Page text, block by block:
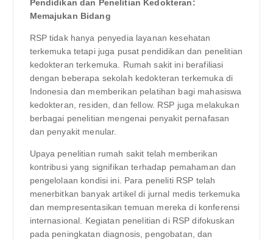
Pendidikan dan Penelitian Kedokteran:
Memajukan Bidang
RSP tidak hanya penyedia layanan kesehatan
terkemuka tetapi juga pusat pendidikan dan penelitian
kedokteran terkemuka. Rumah sakit ini berafiliasi
dengan beberapa sekolah kedokteran terkemuka di
Indonesia dan memberikan pelatihan bagi mahasiswa
kedokteran, residen, dan fellow. RSP juga melakukan
berbagai penelitian mengenai penyakit pernafasan
dan penyakit menular.
Upaya penelitian rumah sakit telah memberikan
kontribusi yang signifikan terhadap pemahaman dan
pengelolaan kondisi ini. Para peneliti RSP telah
menerbitkan banyak artikel di jurnal medis terkemuka
dan mempresentasikan temuan mereka di konferensi
internasional. Kegiatan penelitian di RSP difokuskan
pada peningkatan diagnosis, pengobatan, dan